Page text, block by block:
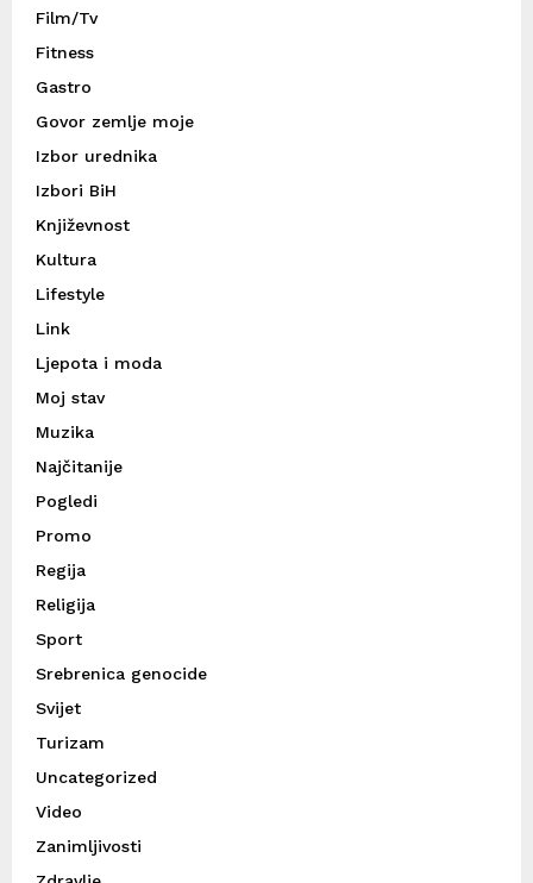
Film/Tv
Fitness
Gastro
Govor zemlje moje
Izbor urednika
Izbori BiH
Književnost
Kultura
Lifestyle
Link
Ljepota i moda
Moj stav
Muzika
Najčitanije
Pogledi
Promo
Regija
Religija
Sport
Srebrenica genocide
Svijet
Turizam
Uncategorized
Video
Zanimljivosti